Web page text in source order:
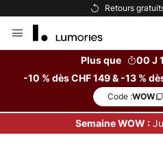
Allez
au
Plus que
00 J
-10 % dès CHF 149 & -13 %
Code :WOW
Semaine WOW :